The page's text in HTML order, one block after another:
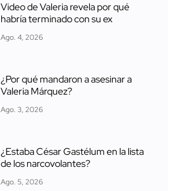
Video de Valeria revela por qué
habría terminado con su ex
Ago. 4, 2026
¿Por qué mandaron a asesinar a
Valeria Márquez?
Ago. 3, 2026
¿Estaba César Gastélum en la lista
de los narcovolantes?
Ago. 5, 2026